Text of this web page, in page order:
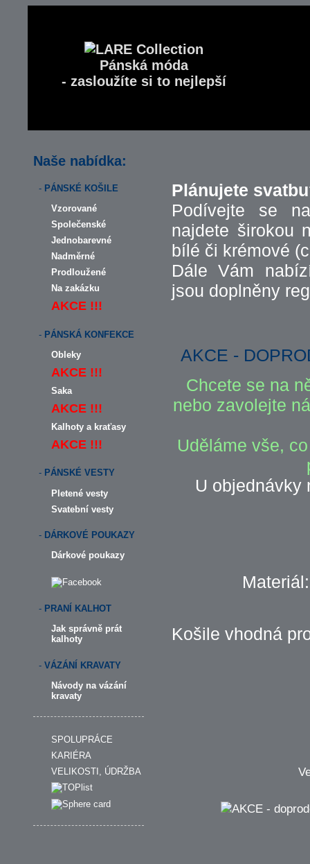
Pánská móda
- zasloužíte si to nejlepší
Naše nabídka:
- PÁNSKÉ KOŠILE
Vzorované
Společenské
Jednobarevné
Nadměrné
Prodloužené
Na zakázku
AKCE !!!
- PÁNSKÁ KONFEKCE
Obleky
AKCE !!!
Saka
AKCE !!!
Kalhoty a kraťasy
AKCE !!!
- PÁNSKÉ VESTY
Pletené vesty
Svatební vesty
- DÁRKOVÉ POUKAZY
Dárkové poukazy
- PRANÍ KALHOT
Jak správně prát
kalhoty
- VÁZÁNÍ KRAVATY
Návody na vázání
kravaty
SPOLUPRÁCE
KARIÉRA
VELIKOSTI, ÚDRŽBA
Plánujete
Podívejte se
najdete širokou
bílé či krémové
Dále Vám
jsou doplněny
AKCE -
Chcete se na
nebo zavolejte
Uděláme vše,
U objednávky
Košile vhodná